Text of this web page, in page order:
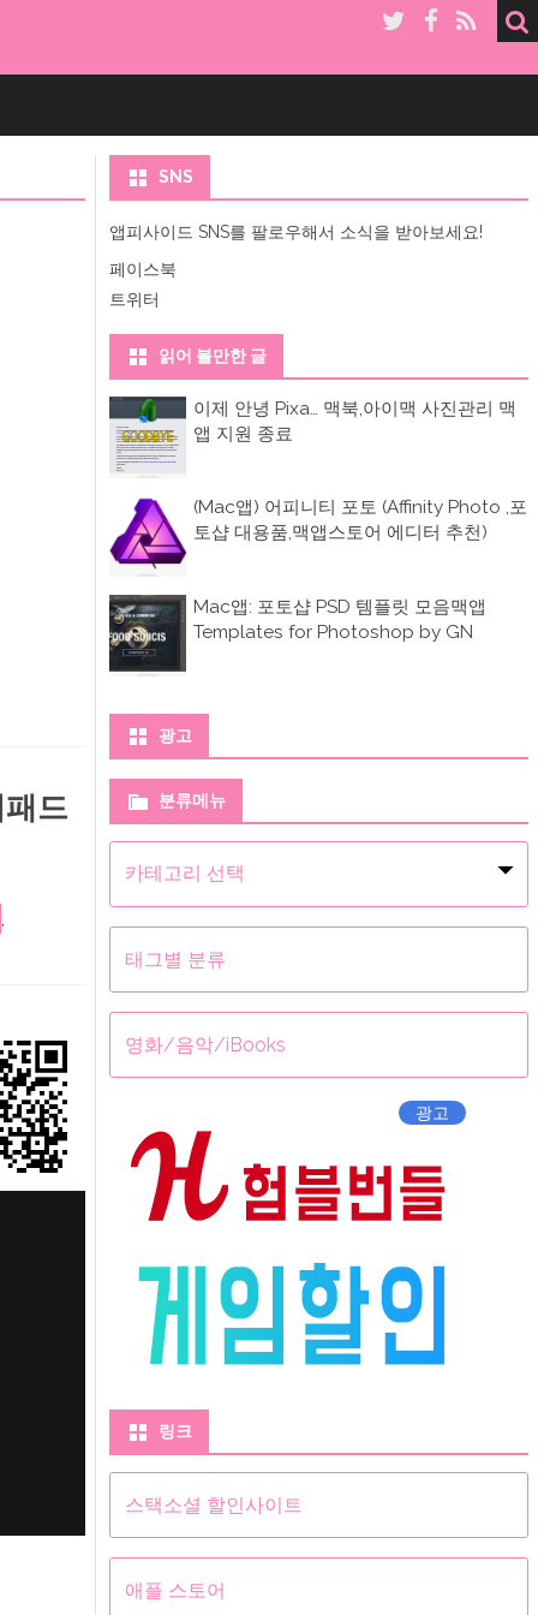
드
,
SNS
앱피사이드 SNS를 팔로우해서 소식을 받아보세요!
페이스북
트위터
읽어 볼만한 글
이제 안녕 Pixa… 맥북,아이맥 사진관리 맥
앱 지원 종료
(Mac앱) 어피니티 포토 (Affinity Photo ,포
토샵 대용품,맥앱스토어 에디터 추천)
Mac앱: 포토샵 PSD 템플릿 모음맥앱
Templates for Photoshop by GN
광고
분류메뉴
분
류
메
뉴
태그별 분류
영화/음악/iBooks
광고
링크
스택소셜 할인사이트
애플 스토어